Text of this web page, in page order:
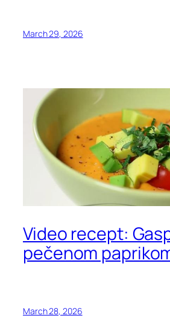
March 29, 2026
Video recept:
pečenom
March 28, 2026